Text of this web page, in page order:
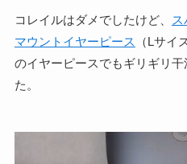
コレイルはダメでしたけど、
マウントイヤーピース
（Lサイ
のイヤーピースでもギリギリ
た。